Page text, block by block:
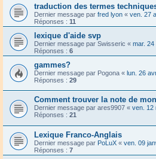
traduction des termes
Dernier message par fred lyon « ven. 27
Réponses : 11
lexique d'aide svp
Dernier message par Swisseric « mar. 24
Réponses : 6
gammes?
Dernier message par Pogona « lun. 26
Réponses : 29
Comment trouver la note de
Dernier message par ares9907 « ven. 12
Réponses : 21
Lexique Franco-Anglais
Dernier message par PoLuX « ven. 09
Réponses : 7